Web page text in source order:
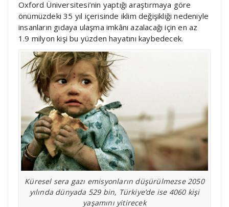
Oxford Üniversitesi’nin yaptığı araştırmaya göre
önümüzdeki 35 yıl içerisinde iklim değişikliği nedeniyle
insanların gıdaya ulaşma imkânı azalacağı için en az
1.9 milyon kişi bu yüzden hayatını kaybedecek.
Küresel sera gazı emisyonların düşürülmezse 2050
yılında dünyada 529 bin, Türkiye’de ise 4060 kişi
yaşamını yitirecek